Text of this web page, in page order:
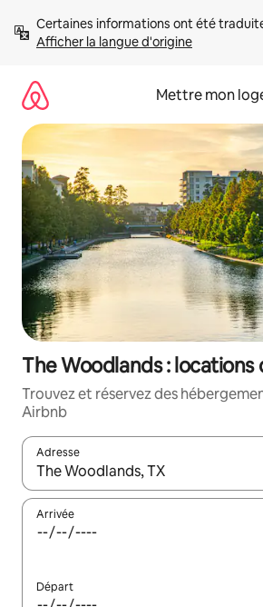
directement
Afficher la langue d'origine
Mettre mon
The Woodlands : locations
Trouvez et réservez des
Airbnb
Adresse
Lorsque les résultats s'affichent,
Arrivée
Départ